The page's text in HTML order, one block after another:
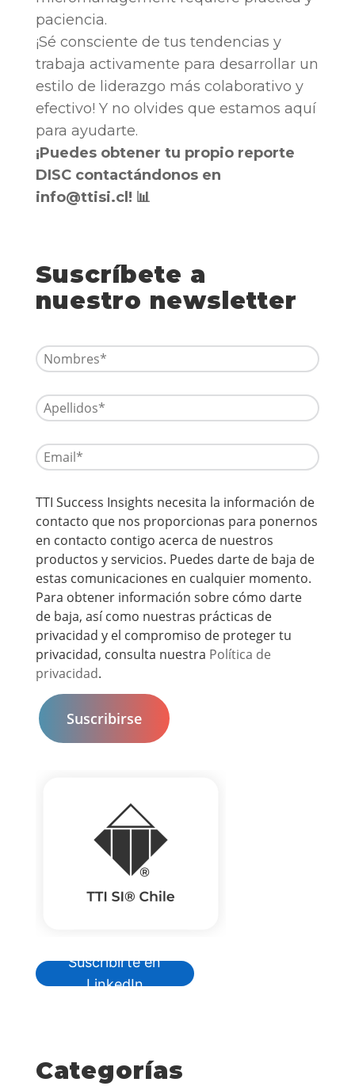
paciencia.
¡Sé consciente de tus tendencias y
trabaja activamente para desarrollar un
estilo de liderazgo más colaborativo y
efectivo! Y no olvides que estamos aquí
para ayudarte.
¡Puedes obtener tu propio reporte
DISC contactándonos en
info@ttisi.cl! 📊
Suscríbete a
nuestro newsletter
TTI Success Insights necesita la información de
contacto que nos proporcionas para ponernos
en contacto contigo acerca de nuestros
productos y servicios. Puedes darte de baja de
estas comunicaciones en cualquier momento.
Para obtener información sobre cómo darte
de baja, así como nuestras prácticas de
privacidad y el compromiso de proteger tu
privacidad, consulta nuestra Política de
privacidad.
Suscribirte en
LinkedIn
Categorías